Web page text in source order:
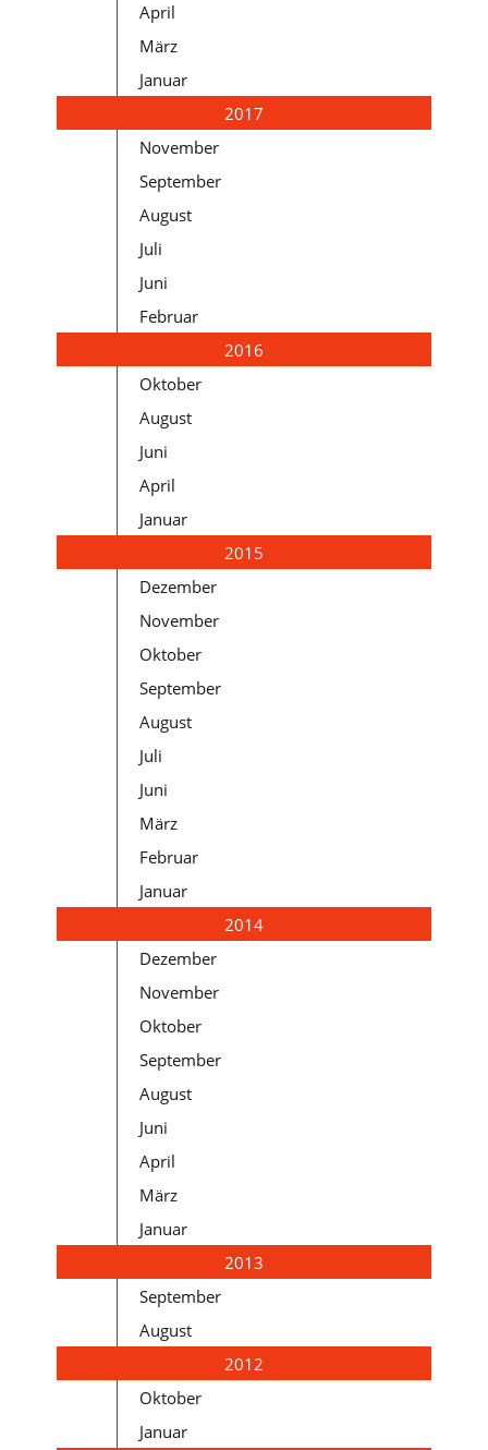
April
März
Januar
2017
November
September
August
Juli
Juni
Februar
2016
Oktober
August
Juni
April
Januar
2015
Dezember
November
Oktober
September
August
Juli
Juni
März
Februar
Januar
2014
Dezember
November
Oktober
September
August
Juni
April
März
Januar
2013
September
August
2012
Oktober
Januar